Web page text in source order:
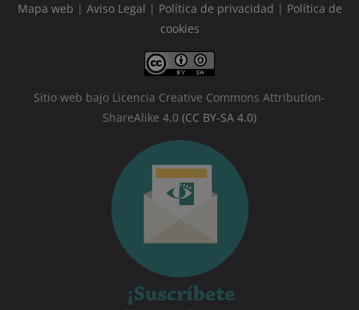
Mapa web | Aviso Legal | Política de privacidad | Política de
cookies
Sitio web bajo Licencia Creative Commons Attribution-
ShareAlike 4.0 (CC BY-SA 4.0)